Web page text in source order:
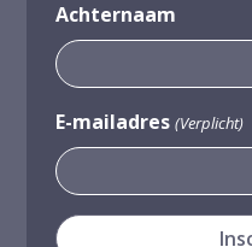
Achternaam
E-mailadres (Verplicht)